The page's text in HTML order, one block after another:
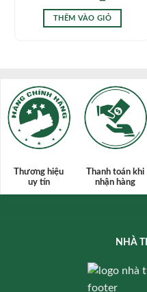
THÊM VÀO GIỎ
Thương hiệu
uy tín
Thanh toán khi
nhận hàng
NHÀ